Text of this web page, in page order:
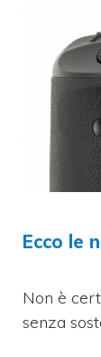
Ecco le
Non è
senza